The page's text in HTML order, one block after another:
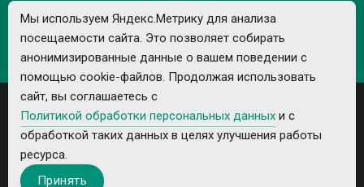
Правила использования материалов сайта
Политика обработки персональных данных
Все рекламируемые товары и услуги имеют необходимые лицензии и
Мы используем Яндекс.Метрику для анализа
посещаемости сайта. Это позволяет собирать
анонимизированные данные о вашем поведении с
помощью cookie-файлов. Продолжая использовать
сайт, вы соглашаетесь с
Политикой обработки персональных данных и с
обработкой таких данных в целях улучшения работы
ресурса.
Принять